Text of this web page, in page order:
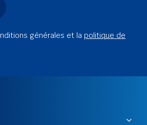
générales et la politique de